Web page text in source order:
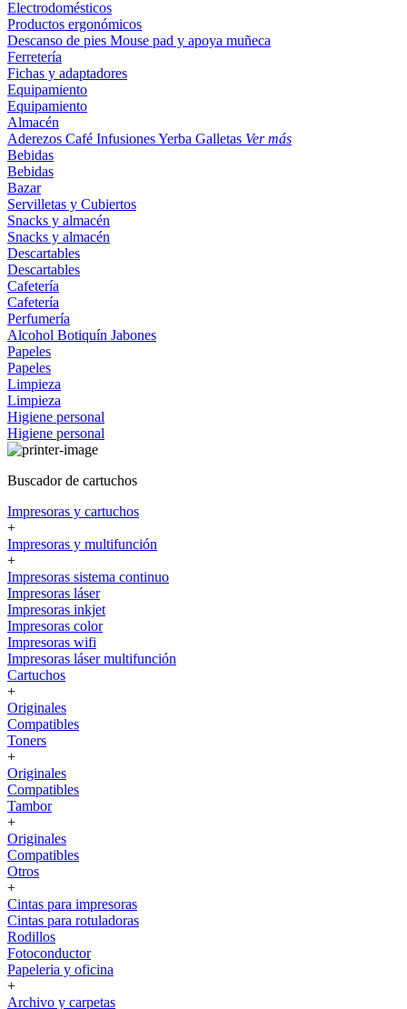
Electrodomésticos
Productos ergonómicos
Descanso de pies Mouse pad y apoya muñeca
Ferretería
Fichas y adaptadores
Equipamiento
Equipamiento
Almacén
Aderezos Café InfusionesYerba Galletas Ver más
Bebidas
Bebidas
Bazar
Servilletas y Cubiertos
Snacks y almacén
Snacks y almacén
Descartables
Descartables
Cafetería
Cafetería
Perfumería
Alcohol Botiquín Jabones
Papeles
Papeles
Limpieza
Limpieza
Higiene personal
Higiene personal
Buscador de cartuchos
Impresoras y cartuchos
+
Impresoras y multifunción
+
Impresoras sistema continuo
Impresoras láser
Impresoras inkjet
Impresoras color
Impresoras wifi
Impresoras láser multifunción
Cartuchos
+
Originales
Compatibles
Toners
+
Originales
Compatibles
Tambor
+
Originales
Compatibles
Otros
+
Cintas para impresoras
Cintas para rotuladoras
Rodillos
Fotoconductor
Papeleria y oficina
+
Archivo y carpetas